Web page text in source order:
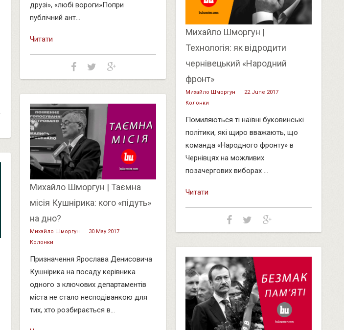
друзі», «любі вороги»Попри
публічний ант...
Читати
Михайло Шморгун |
Технологія: як відродити
чернівецький «Народний
фронт»
Михайло Шморгун
22 June 2017
Колонки
Помиляються ті наївні буковинські
політики, які щиро вважають, що
команда «Народного фронту» в
Чернівцях на можливих
позачергових виборах ...
Читати
Михайло Шморгун | Таємна
місія Кушнірика: кого «підуть»
на дно?
Михайло Шморгун
30 May 2017
Колонки
Призначення Ярослава Денисовича
Кушнірика на посаду керівника
одного з ключових департаментів
міста не стало несподіванкою для
тих, хто розбирається в...